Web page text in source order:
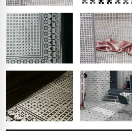
33 x 33 cm